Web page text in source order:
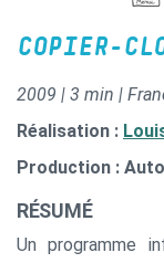
COPIER-
2009 | 3 min |
Réalisation :
Production :
RÉSUMÉ
Un programme